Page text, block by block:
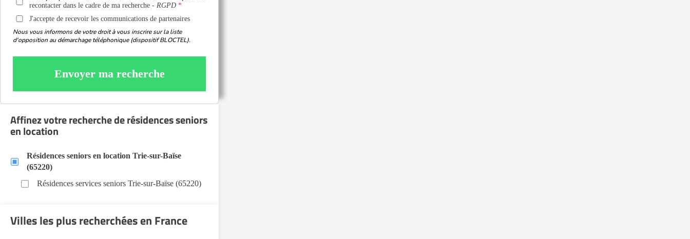
recontacter dans le cadre de ma recherche -RGPD
J'accepte de recevoir les communications de partenaires
Nous vous informons de votre droit à vous inscrire sur la liste
d'opposition au démarchage téléphonique (dispositif BLOCTEL).
Envoyer ma recherche
Affinez votre recherche de résidences seniors
en location
Résidences seniors en location Trie-sur-Baïse
(65220)
Résidences services seniors Trie-sur-Baïse (65220)
Villes les plus recherchées en France